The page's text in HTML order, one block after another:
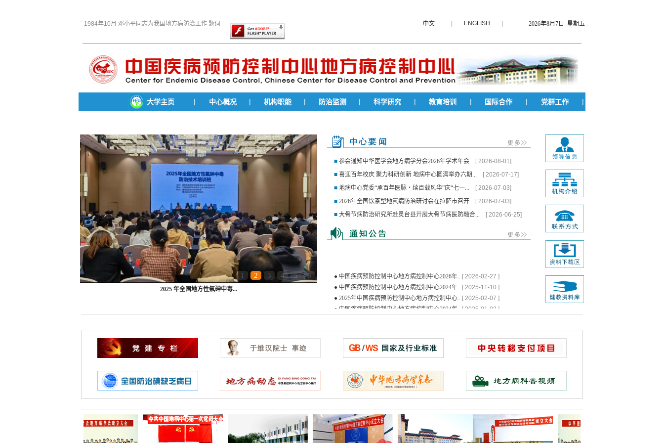
1984年10月 邓小平同志为我国地方病防治工作 题词
中文
ENGLISH 2026年8月7日 星期五
大学主页 | 中心概况 | 机构职能 | 防治监测 | 科学研究 | 教育培训 | 国际合作 | 党群工作 |
1 2 3 4 5 6
2025 年全国地方性氟砷中毒...
■ 参会通知中华医学会地方病学分会2026年学术年会
[ 2026-08-01]
■ 喜迎百年校庆 聚力科研创新 地病中心圆满举办六期...
[ 2026-07-17]
■ 地病中心党委“承百年医脉・续百载风华”庆“七一...
[ 2026-07-03]
■ 2026年全国饮茶型地氟病防治研讨会在拉萨市召开
[ 2026-07-03]
■ 大骨节病防治研究所赴灵台县开展大骨节病医防融合... [ 2026-06-25]
● 中国疾病预防控制中心地方病控制中心2026年... [ 2026-02-27 ]
● 中国疾病预防控制中心地方病控制中心2024年... [ 2025-11-10 ]
● 2025年中国疾病预防控制中心地方病控制中心... [ 2025-02-07 ]
● 中国疾病预防控制中心地方病控制中心2024年... [ 2025-01-02 ]